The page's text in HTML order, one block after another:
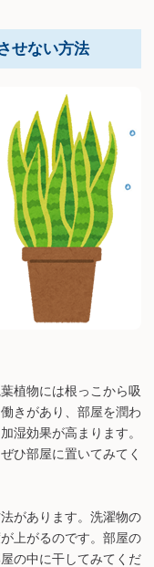
せない方法
植物には根っこから吸
きがあり、部屋を潤わ
湿効果が高まります。
ひ部屋に置いてみてく
があります。洗濯物の
上がるのです。部屋の
の中に干してみてくだ